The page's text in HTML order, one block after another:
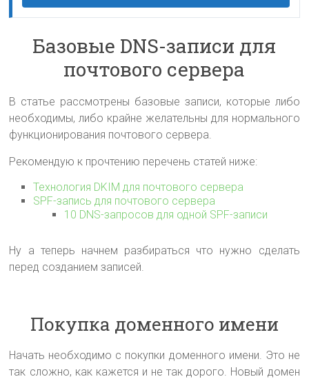
Базовые DNS-записи для
почтового сервера
В статье рассмотрены базовые записи, которые либо
необходимы, либо крайне желательны для нормального
функционирования почтового сервера.
Рекомендую к прочтению перечень статей ниже:
Технология DKIM для почтового сервера
SPF-запись для почтового сервера
10 DNS-запросов для одной SPF-записи
Ну а теперь начнем разбираться что нужно сделать
перед созданием записей.
Покупка доменного имени
Начать необходимо с покупки доменного имени. Это не
так сложно, как кажется и не так дорого. Новый домен